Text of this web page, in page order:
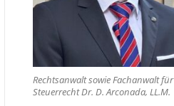
Rechtsanwalt sowie Fachanwalt für
Steuerrecht Dr. D. Arconada, LL.M.